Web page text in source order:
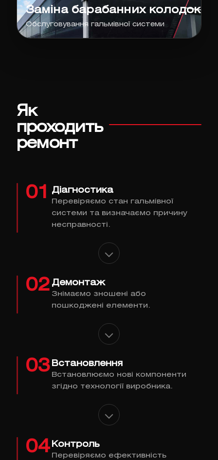
Заміна барабанних колодок
Обслуговування гальмівної системи
Як
проходить
ремонт
01 Діагностика
Перевіряємо стан гальмівної
системи та визначаємо причину
несправності.
02 Демонтаж
Знімаємо зношені або
пошкоджені елементи.
03 Встановлення
Встановлюємо нові компоненти
згідно технології виробника.
04 Контроль
Перевіряємо ефективність